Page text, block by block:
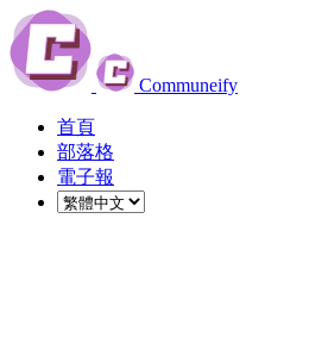
Communeify
首頁
部落格
電子報